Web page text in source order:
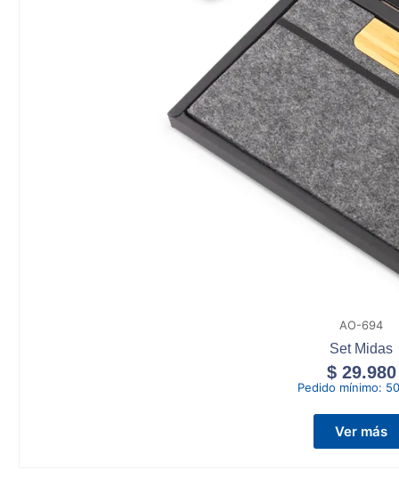
AO-694
Set Midas
$29.980
Pedido mínimo:
Ver más